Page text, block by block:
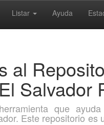
Listar Ayuda
al
Salvador
que
Este repositorio